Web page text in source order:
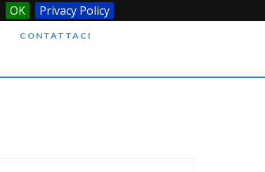
OK Privacy Policy
CONTATTACI